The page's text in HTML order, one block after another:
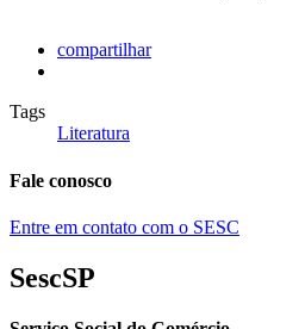
compartilhar
Tags
Literatura
Fale conosco
Entre em contato com o SESC
SescSP